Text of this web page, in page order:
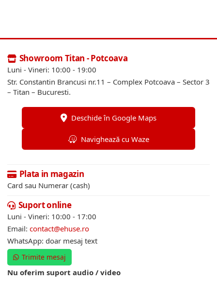
Showroom Titan - Potcoava
Luni - Vineri: 10:00 - 19:00
Str. Constantin Brancusi nr.11 – Complex Potcoava – Sector 3
– Titan – Bucuresti.
Deschide în Google Maps
Navighează cu Waze
Plata in magazin
Card sau Numerar (cash)
Suport online
Luni - Vineri: 10:00 - 17:00
Email: contact@ehuse.ro
WhatsApp: doar mesaj text
Trimite mesaj
Nu oferim suport audio / video